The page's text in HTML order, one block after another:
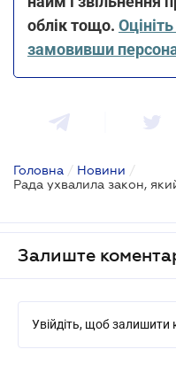
облік тощо.
замовивши
Головна / Новини /
Залиште
Увійдіть, щоб залишити